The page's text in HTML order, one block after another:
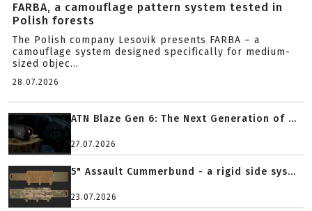
FARBA, a camouflage pattern system tested in
Polish forests
The Polish company Lesovik presents FARBA – a
camouflage system designed specifically for medium-
sized objec...
28.07.2026
ATN Blaze Gen 6: The Next Generation of ...
27.07.2026
5" Assault Cummerbund - a rigid side sys...
23.07.2026